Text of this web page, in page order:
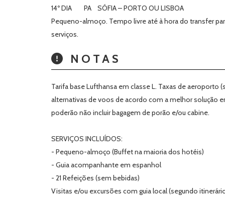
14º DIA PA SÓFIA – PORTO OU LISBOA
Pequeno-almoço. Tempo livre até à hora do transfer
serviços.
NOTAS
Tarifa base Lufthansa em classe L. Taxas de
alternativas de voos de acordo com a melhor solução
poderão não incluir bagagem de porão e/ou cabine.
SERVIÇOS INCLUÍDOS:
- Pequeno-almoço (Buffet na maioria dos hotéis)
- Guia acompanhante em espanhol
- 21 Refeições (sem bebidas)
Visitas e/ou excursões com guia local (segundo